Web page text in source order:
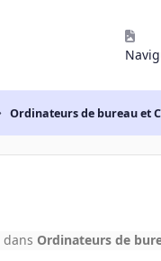
Ordinateurs de bureau et
dans Ordinateurs de